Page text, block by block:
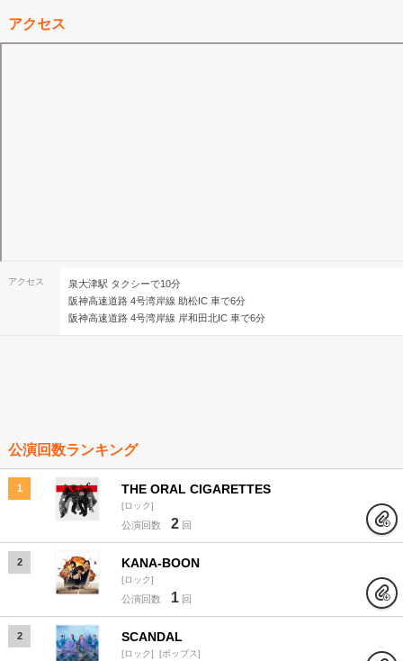
アクセス
アクセス
泉大津駅 タクシーで10分
阪神高速道路 4号湾岸線 助松IC 車で6分
阪神高速道路 4号湾岸線 岸和田北IC 車で6分
公演回数ランキング
1 THE ORAL CIGARETTES
ロック
公演回数 2 回
2 KANA-BOON
ロック
公演回数 1 回
2 SCANDAL
ロック ポップス